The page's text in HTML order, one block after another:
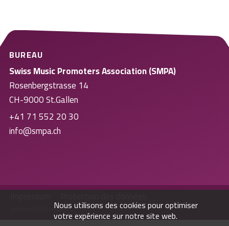
BUREAU
Swiss Music Promoters Association (SMPA)
Rosenbergstrasse 14
CH-9000 St.Gallen
+41 71 552 20 30
info@smpa.ch
powered by indualNous utilisons des cookies pour optimiser
votre expérience sur notre site web.